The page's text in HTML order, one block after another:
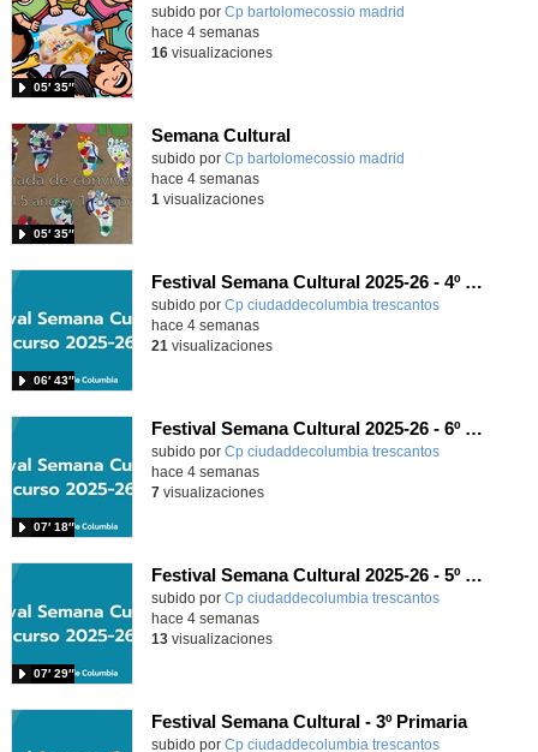
Contenido educativo.
subido por Cp bartolomecossio madrid
05′ 35″
hace 4 semanas
16visualizaciones
Semana Cultural
Contenido educativo.
subido por Cp bartolomecossio madrid
05′ 35″
hace 4 semanas
1 visualizaciones
Festival Semana Cultural 2025-26 - 4º de Primaria
subido por Cp ciudaddecolumbia trescantos
06′ 43″
-
hace 4 semanas
21 visualizaciones
Festival Semana Cultural 2025-26 - 6º de Primaria
subido por Cp ciudaddecolumbia trescantos
07′ 18″
-
hace 4 semanas
7visualizaciones
Festival Semana Cultural 2025-26 - 5º de Primaria
subido por Cp ciudaddecolumbia trescantos
07′ 29″
-
hace 4 semanas
13visualizaciones
Festival Semana Cultural - 3º Primaria
subido por Cp ciudaddecolumbia trescantos-